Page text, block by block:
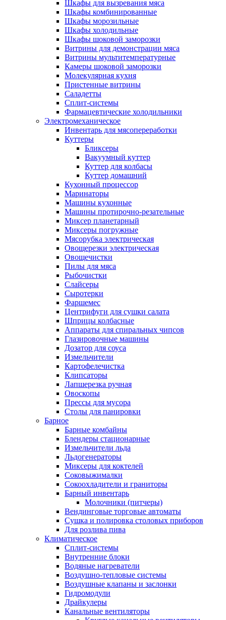
Шкафы для вызревания мяса
Шкафы комбинированные
Шкафы морозильные
Шкафы холодильные
Шкафы шоковой заморозки
Витрины для демонстрации мяса
Витрины мультитемпературные
Камеры шоковой заморозки
Молекулярная кухня
Пристенные витрины
Саладетты
Сплит-системы
Фармацевтические холодильники
Электромеханическое
Инвентарь для мясопереработки
Куттеры
Бликсеры
Вакуумный куттер
Куттер для колбасы
Куттер домашний
Кухонный процессор
Маринаторы
Машины кухонные
Машины протирочно-резательные
Миксер планетарный
Миксеры погружные
Мясорубка электрическая
Овощерезки электрическая
Овощечистки
Пилы для мяса
Рыбочистки
Слайсеры
Сыротерки
Фаршемес
Центрифуги для сушки салата
Шприцы колбасные
Аппараты для спиральных чипсов
Глазировочные машины
Дозатор для соуса
Измельчители
Картофелечистка
Клипсаторы
Лапшерезка ручная
Овоскопы
Прессы для мусора
Столы для панировки
Барное
Барные комбайны
Блендеры стационарные
Измельчители льда
Льдогенераторы
Миксеры для коктелей
Соковыжималки
Сокоохладители и граниторы
Барный инвентарь
Молочники (питчеры)
Вендинговые торговые автоматы
Сушка и полировка столовых приборов
Для розлива пива
Климатическое
Сплит-системы
Внутренние блоки
Водяные нагреватели
Воздушно-тепловые системы
Воздушные клапаны и заслонки
Гидромодули
Драйкулеры
Канальные вентиляторы